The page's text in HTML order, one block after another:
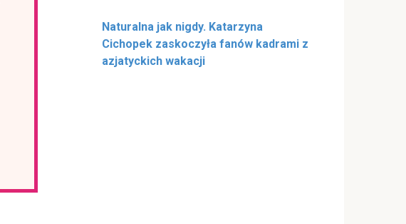
Naturalna jak nigdy. Katarzyna
Cichopek zaskoczyła fanów kadrami z
azjatyckich wakacji